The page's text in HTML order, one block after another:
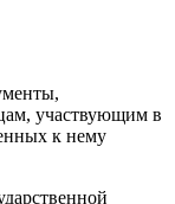
участвующим в
к нему